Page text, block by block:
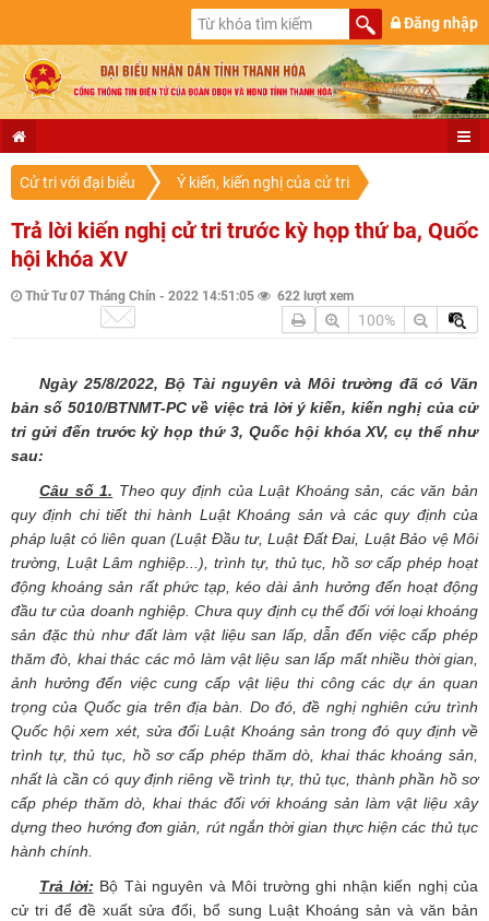
Đăng nhập
Cử tri với đại biểu Ý kiến, kiến nghị của cử tri
Trả lời kiến nghị cử tri trước kỳ họp thứ ba, Quốc
hội khóa XV
Thứ Tư 07 Tháng Chín - 2022 14:51:05 622 lượt xem
100%
Ngày 25/8/2022, Bộ Tài nguyên và Môi trường đã có Văn
bản số 5010/BTNMT-PC về việc trả lời ý kiến, kiến nghị của cử
tri gửi đến trước kỳ họp thứ 3, Quốc hội khóa XV, cụ thể như
sau:
Câu số 1. Theo quy định của Luật Khoáng sản, các văn bản
quy định chi tiết thi hành Luật Khoáng sản và các quy định của
pháp luật có liên quan (Luật Đầu tư, Luật Đất Đai, Luật Bảo vệ Môi
trường, Luật Lâm nghiệp...), trình tự, thủ tục, hồ sơ cấp phép hoạt
động khoáng sản rất phức tạp, kéo dài ảnh hưởng đến hoạt động
đầu tư của doanh nghiệp. Chưa quy định cụ thể đối với loại khoáng
sản đặc thù như đất làm vật liệu san lấp, dẫn đến việc cấp phép
thăm đò, khai thác các mỏ làm vật liệu san lấp mất nhiều thời gian,
ảnh hưởng đến việc cung cấp vật liệu thi công các dự án quan
trọng của Quốc gia trên địa bàn. Do đó, đề nghị nghiên cứu trình
Quốc hội xem xét, sửa đổi Luật Khoáng sản trong đó quy định về
trình tự, thủ tục, hồ sơ cấp phép thăm dò, khai thác khoáng sản,
nhất là cần có quy định riêng về trình tự, thủ tục, thành phần hồ sơ
cấp phép thăm dò, khai thác đối với khoáng sản làm vật liệu xây
dựng theo hướng đơn giản, rút ngắn thời gian thực hiện các thủ tục
hành chính.
Trả lời: Bộ Tài nguyên và Môi trường ghi nhận kiến nghị của
cử tri để đề xuất sửa đổi, bổ sung Luật Khoáng sản và văn bản